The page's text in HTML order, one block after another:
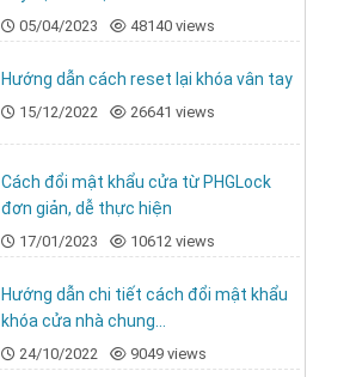
05/04/2023 48140 views
Hướng dẫn cách reset lại khóa vân tay
15/12/2022 26641 views
Cách đổi mật khẩu cửa từ PHGLock
đơn giản, dễ thực hiện
17/01/2023 10612 views
Hướng dẫn chi tiết cách đổi mật khẩu
khóa cửa nhà chung...
24/10/2022 9049 views